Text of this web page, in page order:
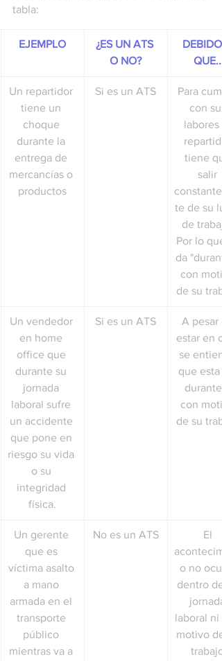
tabla:
EJEMPLO
¿ES UN ATS
O NO?
QUE...
Un repartidor
tiene un
choque
durante la
entrega de
mercancías o
productos
Si es un ATS
Para
con sus
labores
tiene
salir
te de su
de
Por lo
da
con
de su
Un vendedor
en home
office que
durante su
jornada
laboral sufre
un accidente
que pone en
riesgo su vida
o su
integridad
física.
Si es un ATS
A pesar
estar en
se
que esta
durante
con
de su
Un gerente
que es
víctima asalto
a mano
armada en el
transporte
público
mientras va a
No es un ATS
El
o no
dentro
jornada
laboral ni
motivo
trabajo.